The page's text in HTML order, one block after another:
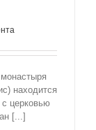
находится
с церковью
[...]